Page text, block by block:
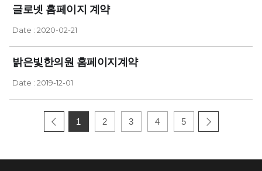
글로넷 홈페이지 계약
Date : 2020-02-21
밝은빛한의원 홈페이지계약
Date : 2019-12-01
1 2 3 4 5